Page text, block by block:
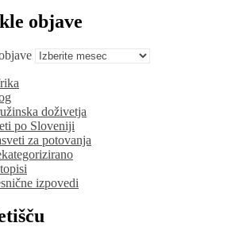
objave
doživetja
po Sloveniji
za potovanja
izpovedi